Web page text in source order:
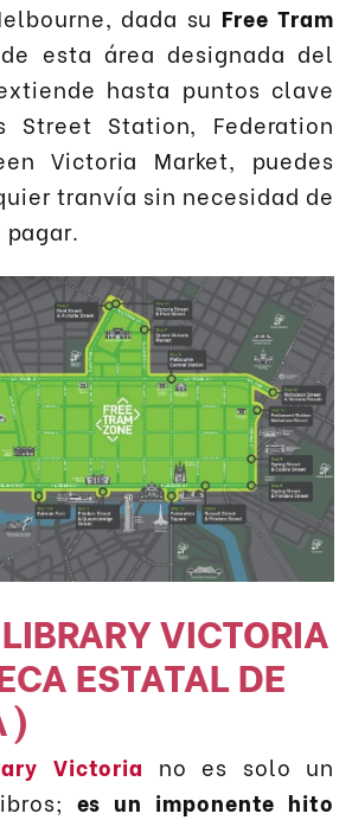
dada su Free Tram
esta área designada del
hasta puntos clave
Street Station, Federation
Victoria Market, puedes
tranvía sin necesidad de
VICTORIA
ESTATAL DE
Victoria no es solo un
es un imponente hito